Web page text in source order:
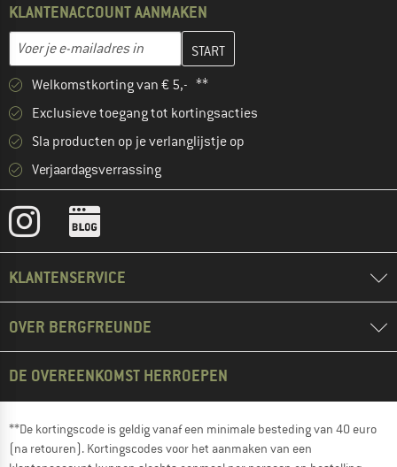
KLANTENACCOUNT AANMAKEN
E-mailadres
Vul je e-mailadres hier in en maak in de volgende stap je
Welkomstkorting van € 5,- **
Exclusieve toegang tot kortingsacties
Sla producten op je verlanglijstje op
Verjaardagsverrassing
KLANTENSERVICE
OVER BERGFREUNDE
DE OVEREENKOMST HERROEPEN
**De kortingscode is geldig vanaf een minimale besteding van 40 euro
(na retouren). Kortingscodes voor het aanmaken van een